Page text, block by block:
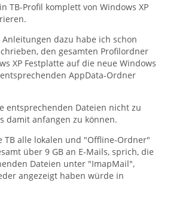
TB-Profil komplett von Windows XP
dazu habe ich schon
den gesamten Profilordner
XP Festplatte auf die neue Windows
AppData-Ordner
entsprechenden Dateien nicht zu
damit anfangen zu können.
TB alle lokalen und "Offline-Ordner"
über 9 GB an E-Mails, sprich, die
Dateien unter "ImapMail",
angezeigt haben würde in